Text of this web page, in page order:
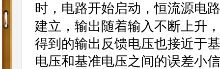
时，电路开始启动，恒流源电
建立，输出随着输入不断上升
得到的输出反馈电压也接近于
电压和基准电压之间的误差小